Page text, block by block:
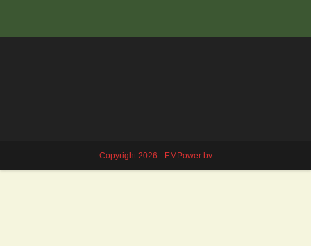
Copyright 2026 - EMPower bv